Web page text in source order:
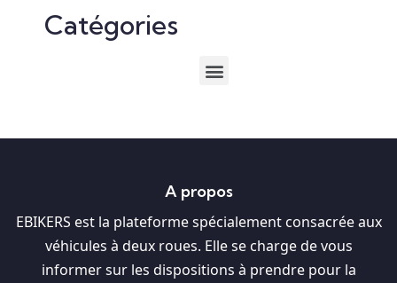
Catégories
A propos
EBIKERS est la plateforme spécialement consacrée aux
véhicules à deux roues. Elle se charge de vous
informer sur les dispositions à prendre pour la